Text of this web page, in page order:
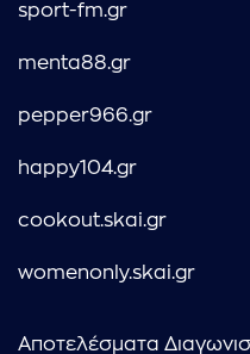
sport-fm.gr
menta88.gr
pepper966.gr
happy104.gr
cookout.skai.gr
womenonly.skai.gr
Αποτελέσματα